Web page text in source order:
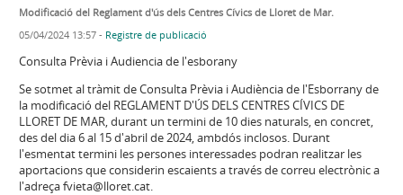
Modificació del Reglament d'ús dels Centres Cívics de Lloret de Mar.
05/04/2024 13:57- Registre de publicació
Consulta Prèvia i Audiencia de l'esborany
Se sotmet al tràmit de Consulta Prèvia i Audiència de l'Esborrany de
la modificació del REGLAMENT D'ÚS DELS CENTRES CÍVICS DE
LLORET DE MAR, durant un termini de 10 dies naturals, en concret,
des del dia 6 al 15 d'abril de 2024, ambdós inclosos. Durant
l'esmentat termini les persones interessades podran realitzar les
aportacions que considerin escaients a través de correu electrònic a
l'adreça fvieta@lloret.cat.